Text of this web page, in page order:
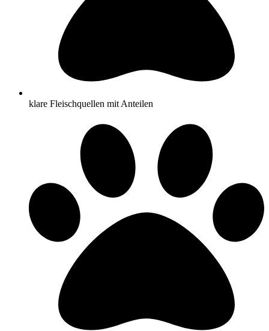
klare Fleischquellen mit Anteilen